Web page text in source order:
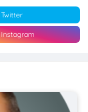
Twitter
Instagram